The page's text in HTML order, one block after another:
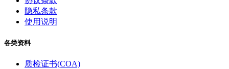
隐私条款
使用说明
各类资料
质检证书(COA)